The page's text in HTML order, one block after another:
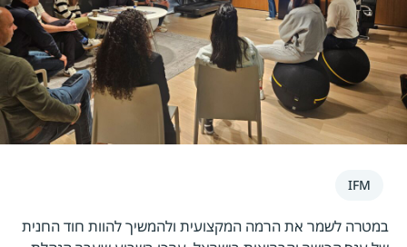
IFM
במטרה לשמר את הרמה המקצועית ולהמשיך להוות חוד החנית